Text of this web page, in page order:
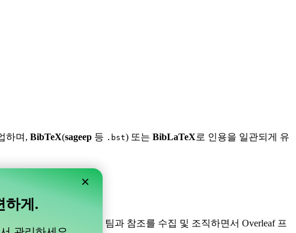
하며, BibTeX(sageep 등 .bst) 또는 BibLaTeX로 인용을 일관되게 유
니다! 프로젝트 내의 팀과 참조를 수집 및 조직하면서 Overleaf 프
×
하게.